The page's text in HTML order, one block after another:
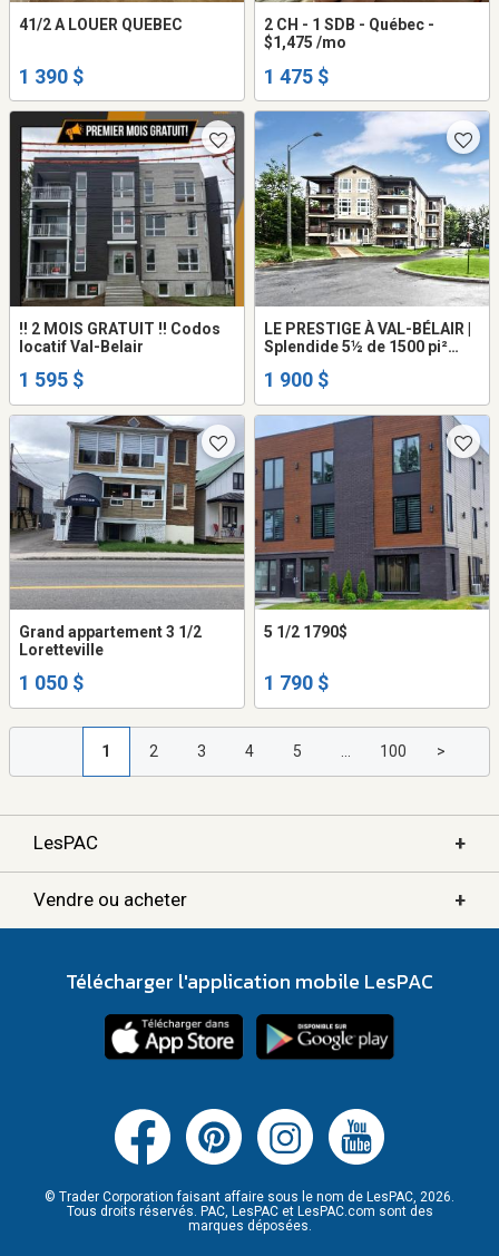
41/2 A LOUER QUEBEC
1 390 $
2 CH - 1 SDB - Québec -
$1,475 /mo
1 475 $
!! 2 MOIS GRATUIT !! Codos
locatif Val-Belair
1 595 $
LE PRESTIGE À VAL-BÉLAIR |
Splendide 5½ de 1500 pi²
1 900 $
Grand appartement 3 1/2
Loretteville
1 050 $
5 1/2 1790$
1 790 $
1 2 3 4 5 ... 100 >
LesPAC +
Vendre ou acheter +
Télécharger l'application mobile LesPAC
© Trader Corporation faisant affaire sous le nom de LesPAC, 2026.
Tous droits réservés. PAC, LesPAC et LesPAC.com sont des
marques déposées.